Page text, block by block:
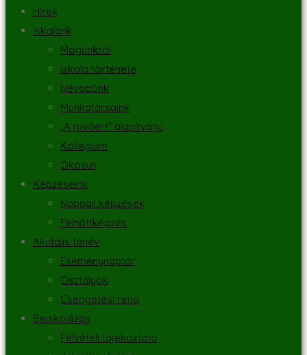
Hírek
Iskolánk
Magunkról
Iskola története
Névadónk
Munkatársaink
„A jövőért” alapítvány
Kollégium
Ökosuli
Képzéseink
Nappali képzések
Felnőttképzés
Akutális tanév
Eseménynaptár
Osztályok
Csengetési rend
Beiskolázás
Felvételi tájékoztató